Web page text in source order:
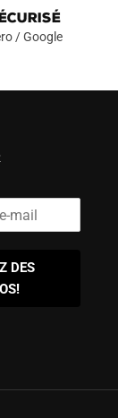
/ Google
DES